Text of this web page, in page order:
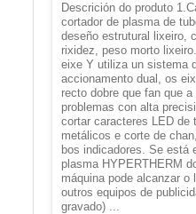
Descrición do produto
cortador de plasma de
deseño estrutural lixeiro,
rixidez, peso morto
eixe Y utiliza un sistema
accionamento dual, os
recto dobre que fan que
problemas con alta
cortar caracteres LED de
metálicos e corte de
bos indicadores. Se está
plasma HYPERTHERM
máquina pode alcanzar o
outros equipos de
gravado) ...